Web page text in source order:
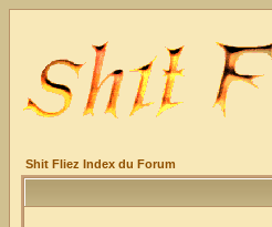
Shit Fliez Index du Forum